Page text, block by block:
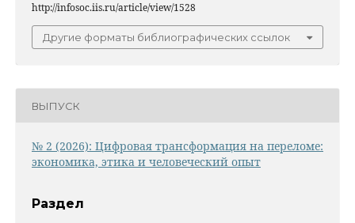
http://infosoc.iis.ru/article/view/1528
Другие форматы библиографических ссылок
ВЫПУСК
№ 2 (2026): Цифровая трансформация на переломе:
экономика, этика и человеческий опыт
Раздел